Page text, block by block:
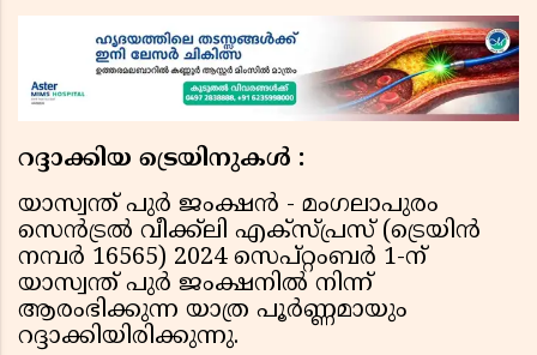
റദ്ദാക്കിയ ട്രെയിനുകള്‍ :
യാസ്വന്ത് പുര്‍ ജംക്ഷന്‍ - മംഗലാപുരം
സെന്‍ട്രല്‍ വീക്ക്‌ലി എക്‌സ്പ്രസ് (ട്രെയിന്‍
നമ്പര്‍ 16565) 2024 സെപ്റ്റംബര്‍ 1-ന്
യാസ്വന്ത് പുര്‍ ജംക്ഷനില്‍ നിന്ന്
ആരംഭിക്കുന്ന യാത്ര പൂര്‍ണ്ണമായും
റദ്ദാക്കിയിരിക്കുന്നു.